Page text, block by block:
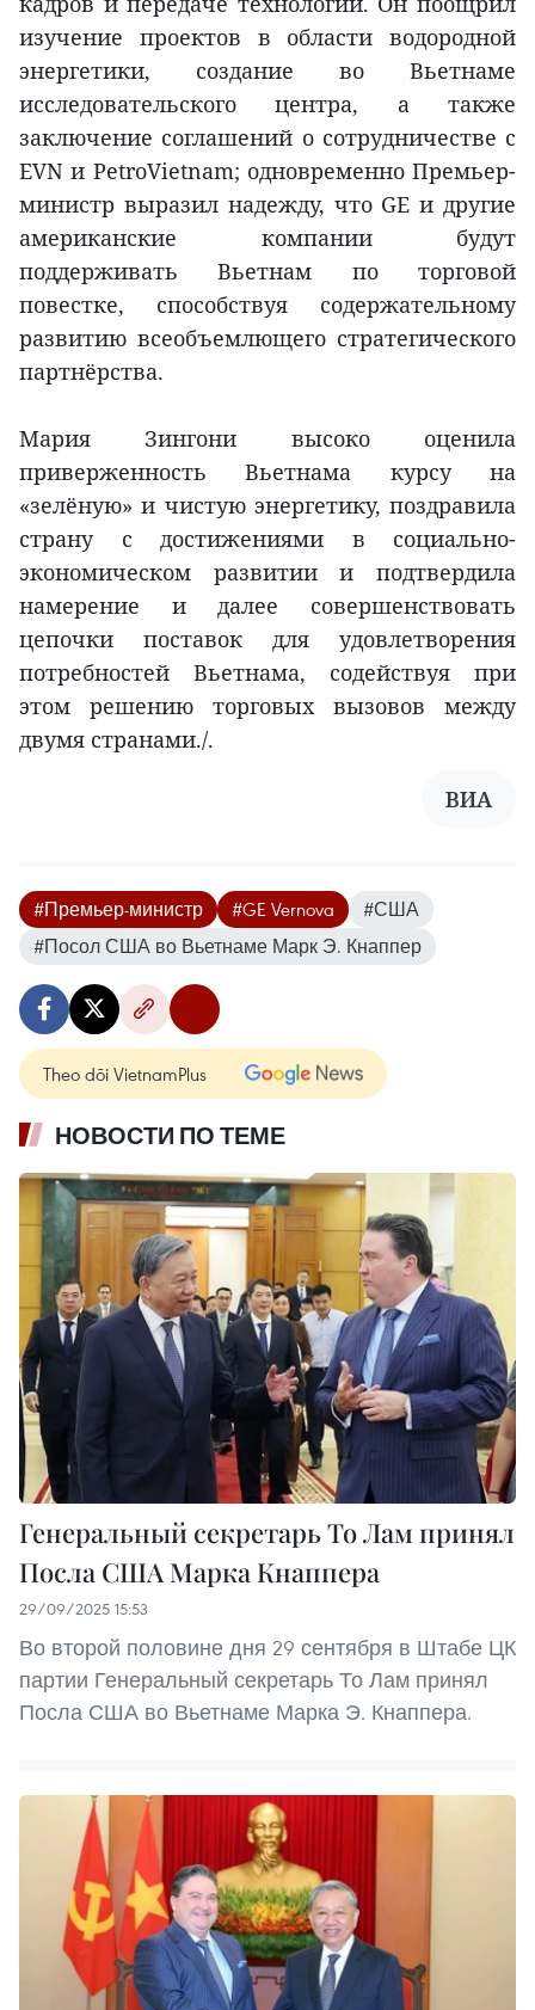
изучение проектов в области водородной
энергетики, создание во Вьетнаме
исследовательского центра, а также
заключение соглашений о сотрудничестве с
EVN и PetroVietnam; одновременно Премьер-
министр выразил надежду, что GE и другие
американские компании будут
поддерживать Вьетнам по торговой
повестке, способствуя содержательному
развитию всеобъемлющего стратегического
партнёрства.
Мария Зингони высоко оценила
приверженность Вьетнама курсу на
«зелёную» и чистую энергетику, поздравила
страну с достижениями в социально-
экономическом развитии и подтвердила
намерение и далее совершенствовать
цепочки поставок для удовлетворения
потребностей Вьетнама, содействуя при
этом решению торговых вызовов между
двумя странами./.
ВИА
#Премьер-министр #GE Vernova
#США
#Посол США во Вьетнаме Марк Э. Кнаппер
Theo dõi VietnamPlus
НОВОСТИ ПО ТЕМЕ
Генеральный секретарь То Лам принял
Посла США Марка Кнаппера
29/09/2025 15:53
Во второй половине дня 29 сентября в Штабе ЦК
партии Генеральный секретарь То Лам принял
Посла США во Вьетнаме Марка Э. Кнаппера.